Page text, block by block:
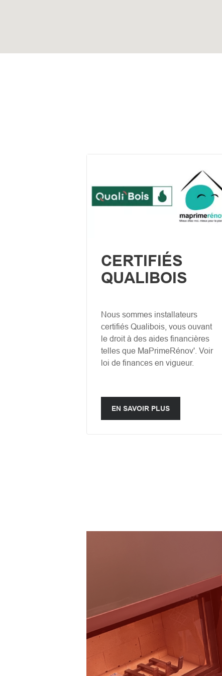
CERTIFIÉS
QUALIBOIS
Nous sommes installateurs
certifiés Qualibois, vous ouvant
le droit à des aides financières
telles que MaPrimeRénov'. Voir
loi de finances en vigueur.
EN SAVOIR PLUS